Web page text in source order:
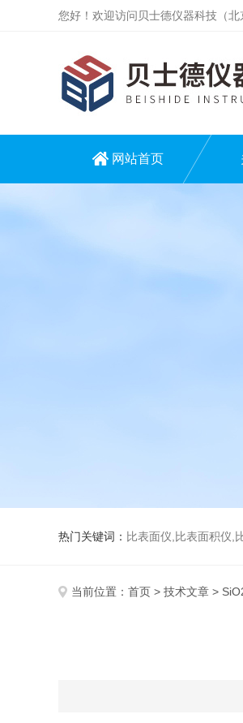
您好！欢迎访问贝士德仪器科技（北
网站首页
热门关键词： 比表面仪,比表面积仪,比表
当前位置： 首页 > 技术文章 >